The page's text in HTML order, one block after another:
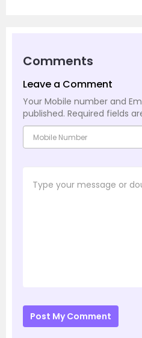
Comments
Leave a Comment
Your Mobile number and
published. Required fields
Post My Comment